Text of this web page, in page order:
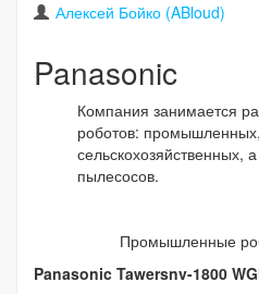
Алексей Бойко (ABloud)
Panasonic
Компания занимается
роботов:
сельскохозяйственных,
пылесосов.
Промышленные
Panasonic Tawersnv-1800